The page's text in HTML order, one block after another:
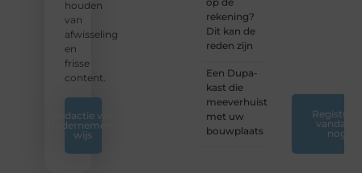
houden
van
afwisseling
en
frisse
content.
Redactie van
Ondernemend
wijs
rekening?
Dit kan de
reden zijn
Een Dupa-
kast die
meeverhuist
met uw
bouwplaats
Registreer
vandaag
nog